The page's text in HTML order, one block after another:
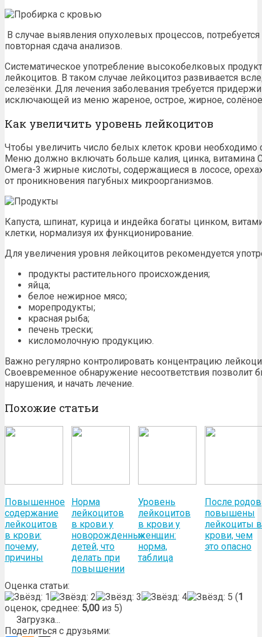
В случае выявления опухолевых процессов,
повторная сдача анализов.
Систематическое употребление высокобелковых
лейкоцитов. В таком случае лейкоцитоз развивается
селезёнки. Для лечения заболевания требуется
исключающей из меню жареное, острое, жирное,
Как увеличить уровень лейкоцитов
Чтобы увеличить число белых клеток крови необходимо
Меню должно включать больше калия, цинка, витамина
Омега-3 жирные кислоты, содержащиеся в лососе,
от проникновения пагубных микроорганизмов.
Капуста, шпинат, курица и индейка богаты цинком,
клетки, нормализуя их функционирование.
Для увеличения уровня лейкоцитов рекомендуется
продукты растительного происхождения;
яйца;
белое нежирное мясо;
морепродукты;
красная рыба;
печень трески;
кисломолочную продукцию.
Важно регулярно контролировать концентрацию
Своевременное обнаружение несоответствия позволит
нарушения, и начать лечение.
Похожие статьи
Повышенное
содержание
лейкоцитов
в крови:
почему,
причины
Норма
лейкоцитов
в крови у
новорожденных
детей, что
делать при
повышении
Уровень
лейкоцитов
в крови у
женщин:
норма,
таблица
После родов
повышены
лейкоциты в
крови, чем
это опасно
Оценка статьи:
(1
оценок, среднее: 5,00 из 5)
Загрузка...
Поделиться с друзьями: